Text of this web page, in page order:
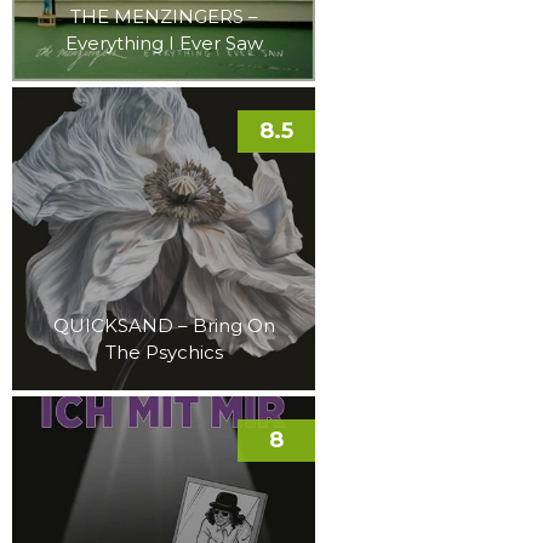
THE MENZINGERS –
Everything I Ever Saw
QUICKSAND – Bring On
The Psychics
8.5
8